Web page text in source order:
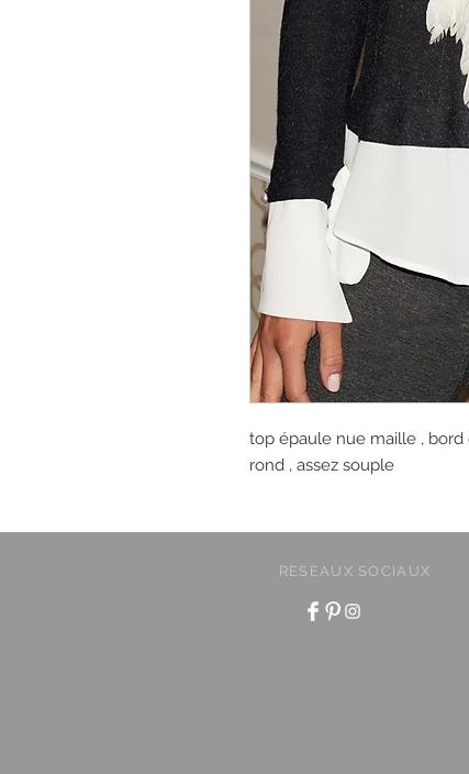
top épaule nue maille , bord
rond , assez souple
RESEAUX SOCIAUX